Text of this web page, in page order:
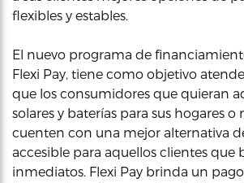
flexibles y estables.
El nuevo programa de
Flexi Pay, tiene como objetivo
que los consumidores que quieran
solares y baterías para sus hogares o
cuenten con una mejor alternativa
accesible para aquellos clientes que
inmediatos. Flexi Pay brinda un